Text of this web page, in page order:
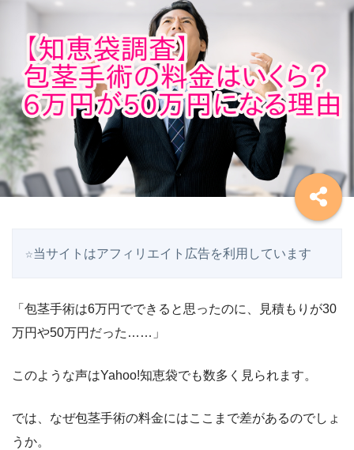
☆当サイトはアフィリエイト広告を利用しています
「包茎手術は6万円でできると思ったのに、見積もりが30
万円や50万円だった……」
このような声はYahoo!知恵袋でも数多く見られます。
では、なぜ包茎手術の料金にはここまで差があるのでしょ
うか。